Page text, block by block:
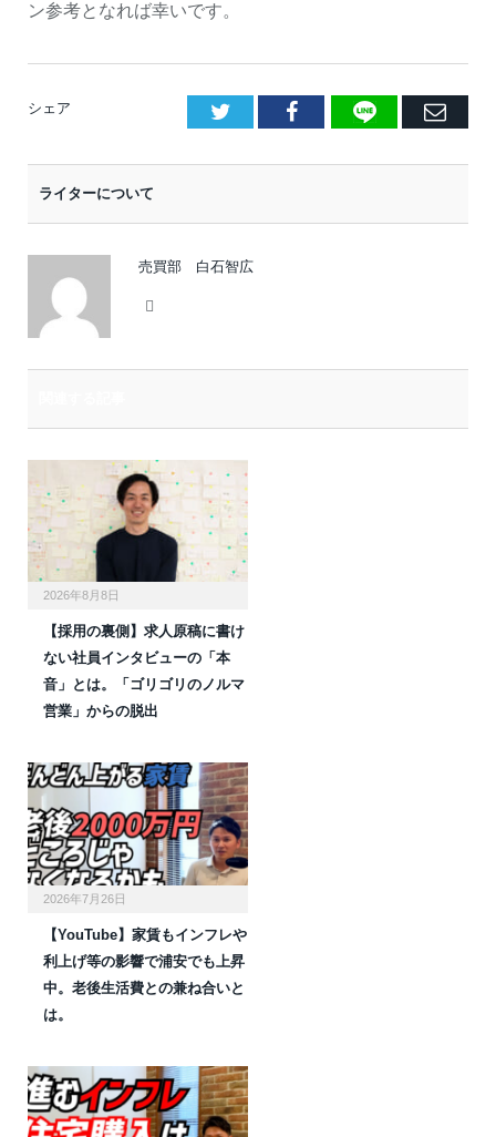
ン参考となれば幸いです。
シェア Facebook
LINE
E
ライターについて
売買部 白石智広
2026年8月8日
【採用の裏側】求人原稿に書け
ない社員インタビューの「本
音」とは。「ゴリゴリのノルマ
営業」からの脱出
2026年7月26日
【YouTube】家賃もインフレや
利上げ等の影響で浦安でも上昇
中。老後生活費との兼ね合いと
は。